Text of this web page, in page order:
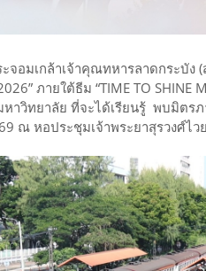
จอมเกล้าเจ้าคุณทหารลาดกระบัง
2026” ภายใต้ธีม “TIME TO
หาวิทยาลัย ที่จะได้เรียนรู้ พบมิต
ณ หอประชุมเจ้าพระยาสุรวงศ์ไ